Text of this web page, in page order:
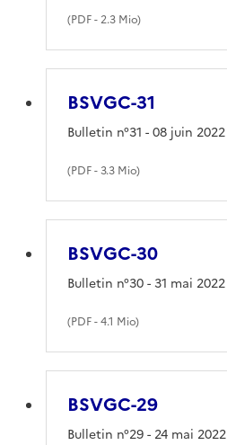
(PDF- 2.3 Mio)
BSVGC-31
(PDF- 3.3 Mio)
Bulletin n°31 - 08 juin 2022
BSVGC-30
(PDF- 4.1 Mio)
Bulletin n°30 - 31 mai 2022
BSVGC-29
Bulletin n°29 - 24 mai 2022